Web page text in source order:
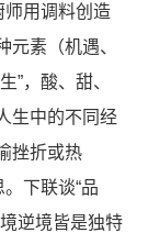
师用调料创造
元素（机遇、
”，酸、甜、
生中的不同经
挫折或热
下联谈“品
逆境皆是独特